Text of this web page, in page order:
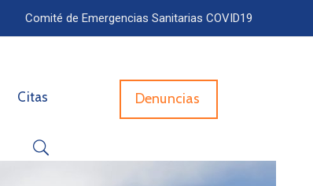
Comité de Emergencias Sanitarias COVID19
Citas Denuncias